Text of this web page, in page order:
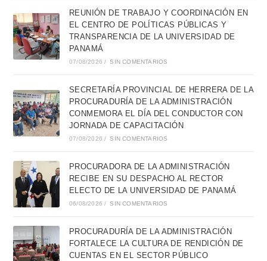
REUNIÓN DE TRABAJO Y COORDINACIÓN EN
EL CENTRO DE POLÍTICAS PÚBLICAS Y
TRANSPARENCIA DE LA UNIVERSIDAD DE
PANAMÁ
07/08/2026 / SIN COMENTARIOS
SECRETARÍA PROVINCIAL DE HERRERA DE LA
PROCURADURÍA DE LA ADMINISTRACIÓN
CONMEMORA EL DÍA DEL CONDUCTOR CON
JORNADA DE CAPACITACIÓN
07/08/2026 / SIN COMENTARIOS
PROCURADORA DE LA ADMINISTRACIÓN
RECIBE EN SU DESPACHO AL RECTOR
ELECTO DE LA UNIVERSIDAD DE PANAMÁ
06/08/2026 / SIN COMENTARIOS
PROCURADURÍA DE LA ADMINISTRACIÓN
FORTALECE LA CULTURA DE RENDICIÓN DE
CUENTAS EN EL SECTOR PÚBLICO